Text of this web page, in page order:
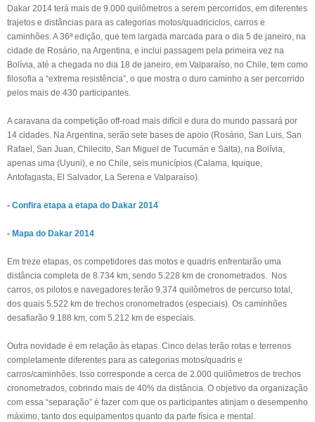
Dakar 2014 terá mais de 9.000 quilômetros a serem percorridos, em diferentes
trajetos e distâncias para as categorias motos/quadriciclos, carros e
caminhões. A 36ª edição, que tem largada marcada para o dia 5 de janeiro, na
cidade de Rosário, na Argentina, e inclui passagem pela primeira vez na
Bolívia, até a chegada no dia 18 de janeiro, em Valparaíso, no Chile, tem como
filosofia a “extrema resistência”, o que mostra o duro caminho a ser percorrido
pelos mais de 430 participantes.
A caravana da competição off-road mais difícil e dura do mundo passará por
14 cidades. Na Argentina, serão sete bases de apoio (Rosário, San Luis, San
Rafael, San Juan, Chilecito, San Miguel de Tucumán e Salta), na Bolívia,
apenas uma (Uyuni), e no Chile, seis municípios (Calama, Iquique,
Antofagasta, El Salvador, La Serena e Valparaíso).
- Confira etapa a etapa do Dakar 2014
- Mapa do Dakar 2014
Em treze etapas, os competidores das motos e quadris enfrentarão uma
distância completa de 8.734 km, sendo 5.228 km de cronometrados. Nos
carros, os pilotos e navegadores terão 9.374 quilômetros de percurso total,
dos quais 5.522 km de trechos cronometrados (especiais). Os caminhões
desafiarão 9.188 km, com 5.212 km de especiais.
Outra novidade é em relação às etapas. Cinco delas terão rotas e terrenos
completamente diferentes para as categorias motos/quadris e
carros/caminhões. Isso corresponde a cerca de 2.000 quilômetros de trechos
cronometrados, cobrindo mais de 40% da distância. O objetivo da organização
com essa “separação” é fazer com que os participantes atinjam o desempenho
máximo, tanto dos equipamentos quanto da parte física e mental.